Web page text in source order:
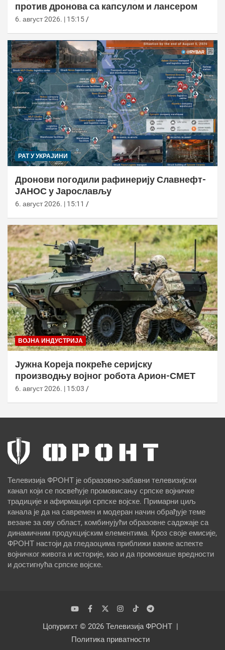
против дронова са капсулом и лансером
6. август 2026. | 15:15
РАТ У УКРАЈИНИ
Дронови погодили рафинерију Славнефт-
ЈАНОС у Јарослављу
6. август 2026. | 15:11
ВОЈНА ИНДУСТРИЈА
Јужна Кореја покреће серијску
производњу војног робота Арион-СМЕТ
6. август 2026. | 15:03
Телевизија ФРОНТ је образовно-забавни телевизијски
канал који се посвећује промовисању српске војничке
традиције и афирмацији српске војске. Примарни циљ
канала је да на савремен и модеран начин обрађује теме
везане за ову област, комбинујући образовне садржаје са
динамичним продукцијским елементима. Кроз своје емисије,
ФРОНТ настоји да гледаоцима приближи важне аспекте
војничког живота и историје, као и да промовише вредности
и достигнућа српске војске.
Цопyригхт © 2026 Телевизија ФРОНТ
Политика приватности